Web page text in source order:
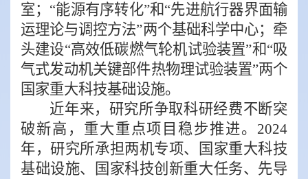
室；“能源有序转化”和“先进航行器界面输
运理论与调控方法”两个基础科学中心；牵
头建设“高效低碳燃气轮机试验装置”和“吸
气式发动机关键部件热物理试验装置”两个
国家重大科技基础设施。
近年来，研究所争取科研经费不断突
破新高，重大重点项目稳步推进。 2024
年，研究所承担两机专项、国家重大科技
基础设施、国家科技创新重大任务、先导